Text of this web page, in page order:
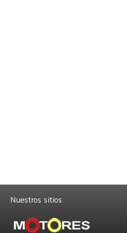
Nuestros sitios